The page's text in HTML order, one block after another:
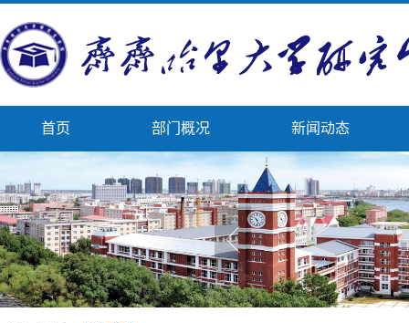
首页 部门概况 新闻动态